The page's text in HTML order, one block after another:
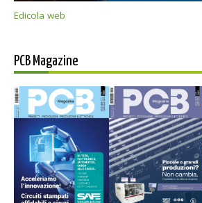
Edicola web
PCB Magazine